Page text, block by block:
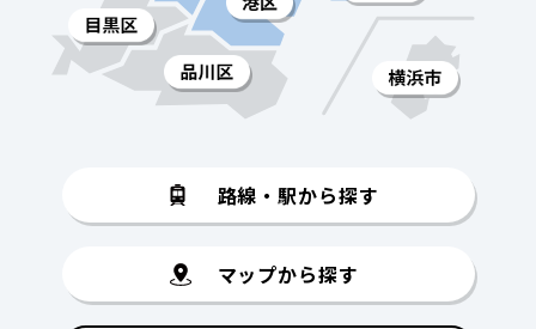
路線・駅から探す
マップから探す